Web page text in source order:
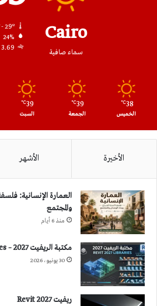
Cairo
سماء صافية
24%
3.69 كيلومتر/ساعة
38
℃
الخميس
39
℃
الجمعة
39
℃
السبت
الأخيرة الأشهر
العمارة الإنسانية:
والمجتمع
منذ 6 أيام
مكتبة الريفيت 2027 – Revit 2027 Libraries
30 يونيو، 2026
ريفيت 2027 Revit